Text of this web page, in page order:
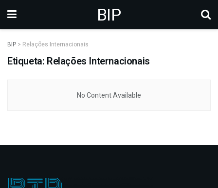
BIP
BIP > Relações Internacionais
Etiqueta: Relações Internacionais
No Content Available